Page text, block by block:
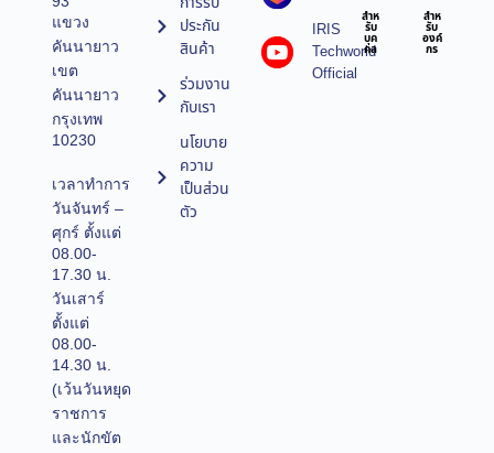
แขวง
คันนายาว
เขต
คันนายาว
กรุงเทพ
10230
เวลาทำการ
วันจันทร์ –
ศุกร์ ตั้งแต่
08.00-
17.30 น.
วันเสาร์
ตั้งแต่
08.00-
14.30 น.
(เว้นวันหยุด
ราชการ
และนักขัต
ประกัน
สินค้า
ร่วมงาน
กับเรา
นโยบาย
ความ
เป็นส่วน
ตัว
IRIS
Techworld
Official
สำห
รับ
บุค
คล
สำห
รับ
องค์
กร